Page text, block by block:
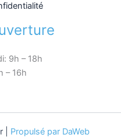
9h – 18h
– 16h
| Propulsé par DaWeb